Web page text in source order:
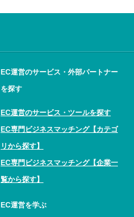
EC運営のサービス・外部パートナー
を探す
EC運営のサービス・ツールを探す
EC専門ビジネスマッチング【カテゴ
リから探す】
EC専門ビジネスマッチング【企業一
覧から探す】
EC運営を学ぶ